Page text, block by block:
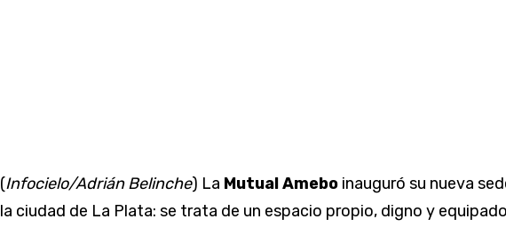
(Infocielo/Adrián Belinche) La Mutual Amebo inauguró su nueva
la ciudad de La Plata: se trata de un espacio propio, digno y equipado